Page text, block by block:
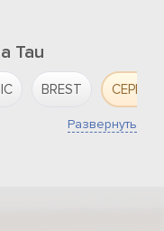
Tau
BREST CEPPO
Развернуть